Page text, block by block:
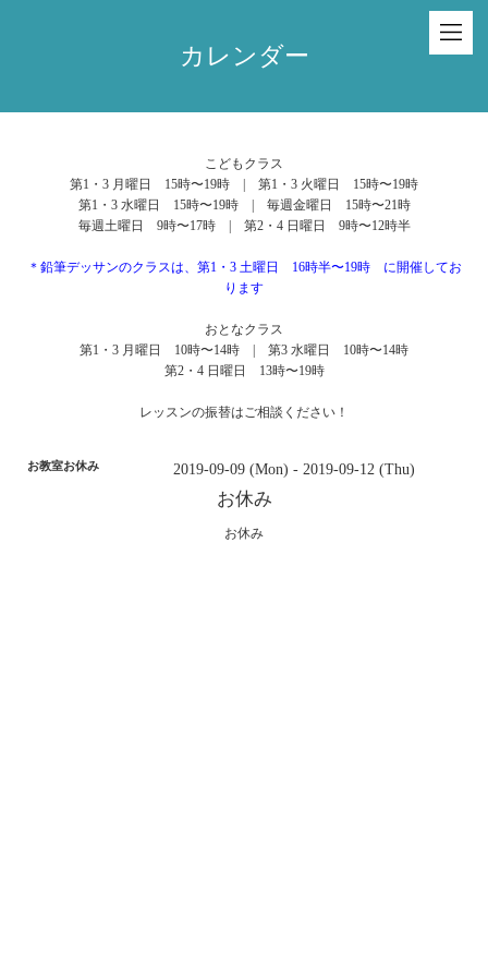
カレンダー
こどもクラス
第1・3 月曜日 15時〜19時 | 第1・3 火曜日 15時〜19時
第1・3 水曜日 15時〜19時 | 毎週金曜日 15時〜21時
毎週土曜日 9時〜17時 | 第2・4 日曜日 9時〜12時半
＊鉛筆デッサンのクラスは、第1・3 土曜日 16時半〜19時 に開催してお
ります
おとなクラス
第1・3 月曜日 10時〜14時 | 第3 水曜日 10時〜14時
第2・4 日曜日 13時〜19時
レッスンの振替はご相談ください！
お教室お休み 2019-09-09 (Mon) - 2019-09-12 (Thu)
お休み
お休み